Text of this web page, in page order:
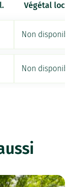
Végétal local
Non disponible
Non disponible